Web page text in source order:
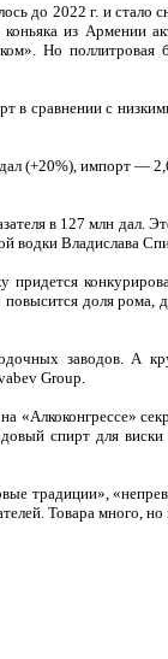
до 2022 г. и
из Армении
Но поллитровая
сравнении с
(+20%), импорт —
в 127 млн дал.
водки Владислава
повысится доля
заводов. А
Group.
«Алкоконгрессе»
спирт для
традиции»,
Товара много,